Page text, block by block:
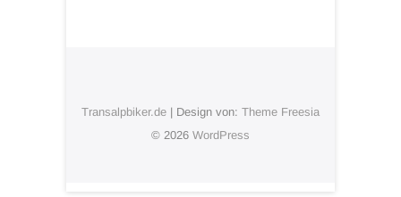
Transalpbiker.de | Design von: Theme Freesia
© 2026 WordPress